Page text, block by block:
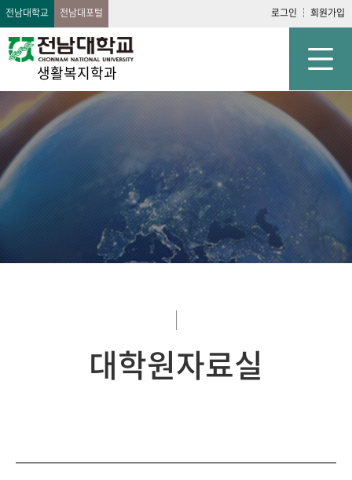
전남대학교 전남대포털 로그인 회원가입
생활복지학과
대학원자료실